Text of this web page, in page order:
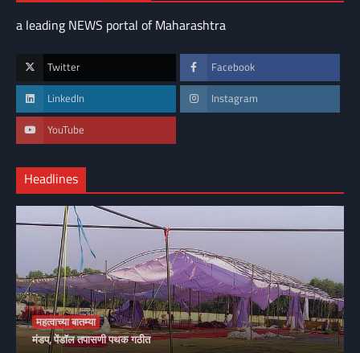
a leading NEWS portal of Maharashtra
Twitter Facebook
LinkedIn Instagram
YouTube
Headlines
महत्वाच्या बातम्या
मंडप, पेंडॉल तपासणी पथक गठीत